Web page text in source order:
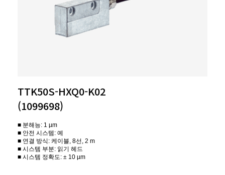
TTK50S-HXQ0-K02
(1099698)
■ 분해능: 1 µm
■ 안전 시스템: 예
■ 연결 방식: 케이블, 8선, 2 m
■ 시스템 부분: 읽기 헤드
■ 시스템 정확도: ± 10 µm